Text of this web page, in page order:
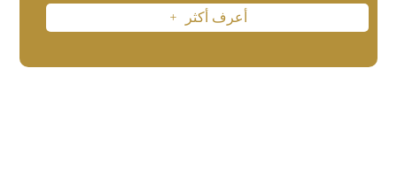
أعرف أكثر L